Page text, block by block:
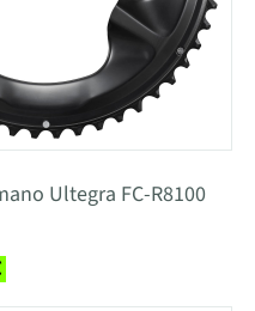
Ultegra FC-R8100